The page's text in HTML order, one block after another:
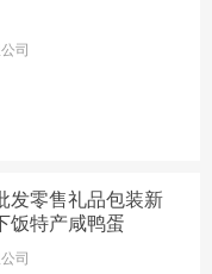
司
发零售礼品包装新
饭特产咸鸭蛋
司